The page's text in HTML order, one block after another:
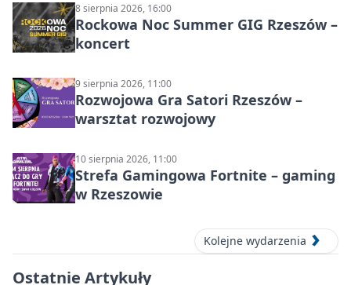
8 sierpnia 2026, 16:00
Rockowa Noc Summer GIG Rzeszów –
koncert
9 sierpnia 2026, 11:00
Rozwojowa Gra Satori Rzeszów –
warsztat rozwojowy
10 sierpnia 2026, 11:00
Strefa Gamingowa Fortnite – gaming
w Rzeszowie
Kolejne wydarzenia
Ostatnie Artykuły